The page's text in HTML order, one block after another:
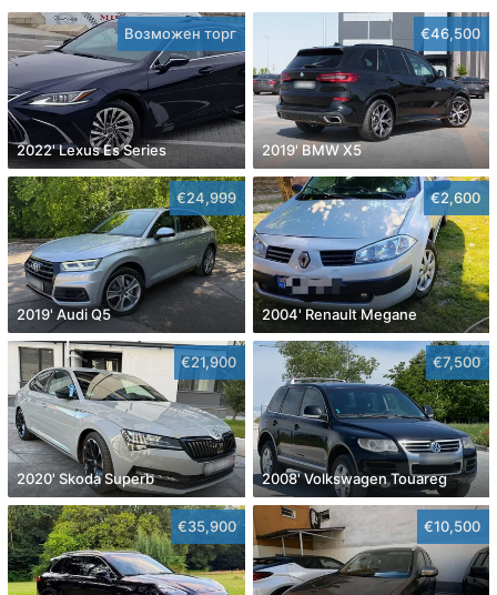
Возможен торг
2022' Lexus Es Series
€46,500
2019' BMW X5
€24,999
2019' Audi Q5
€2,600
2004' Renault Megane
€21,900
2020' Skoda Superb
€7,500
2008' Volkswagen Touareg
€35,900 €10,500